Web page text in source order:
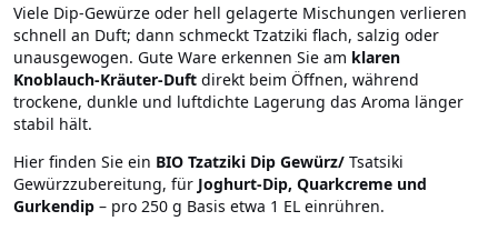
Viele Dip-Gewürze oder hell gelagerte Mischungen verlieren
schnell an Duft; dann schmeckt Tzatziki flach, salzig oder
unausgewogen. Gute Ware erkennen Sie am klaren
Knoblauch-Kräuter-Duft direkt beim Öffnen, während
trockene, dunkle und luftdichte Lagerung das Aroma länger
stabil hält.
Hier finden Sie ein BIO Tzatziki Dip Gewürz/ Tsatsiki
Gewürzzubereitung, für Joghurt-Dip, Quarkcreme und
Gurkendip – pro 250 g Basis etwa 1 EL einrühren.